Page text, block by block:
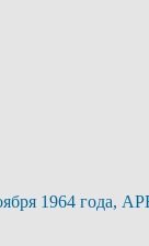
1964 года,